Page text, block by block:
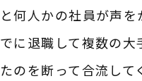
と何人かの社員が声
でに退職して複数の
たのを断って合流して